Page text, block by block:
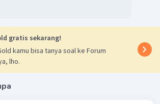
gratis sekarang!
kamu bisa tanya soal ke Forum
lho.